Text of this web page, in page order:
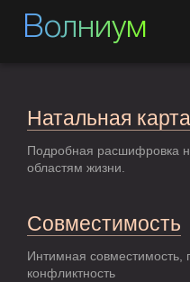
Волниум
Натальная карта
Подробная расшифровка
областям жизни.
Совместимость
Интимная совместимость,
конфликтность